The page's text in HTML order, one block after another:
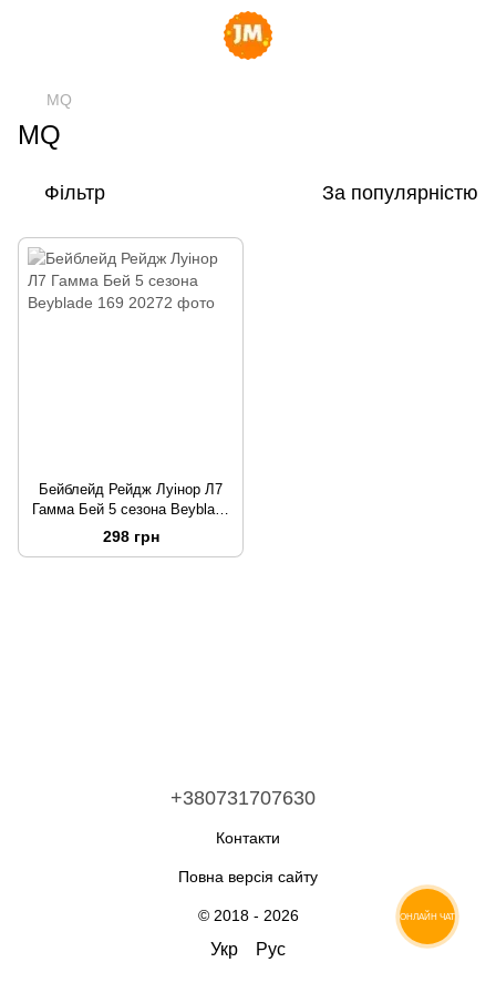
MQ
MQ
Фільтр За популярністю
Бейблейд Рейдж Луінор Л7
Гамма Бей 5 сезона Beyblade
169
298 грн
+380731707630
Контакти
Повна версія сайту
© 2018 - 2026
Укр Рус
ОНЛАЙН ЧАТ